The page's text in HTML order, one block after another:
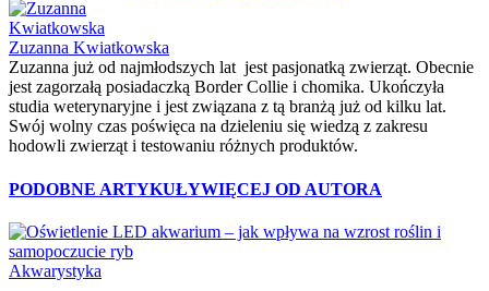
Zuzanna Kwiatkowska
Zuzanna już od najmłodszych lat jest pasjonatką zwierząt. Obecnie
jest zagorzałą posiadaczką Border Collie i chomika. Ukończyła
studia weterynaryjne i jest związana z tą branżą już od kilku lat.
Swój wolny czas poświęca na dzieleniu się wiedzą z zakresu
hodowli zwierząt i testowaniu różnych produktów.
PODOBNE ARTYKUŁYWIĘCEJ OD AUTORA
Akwarystyka